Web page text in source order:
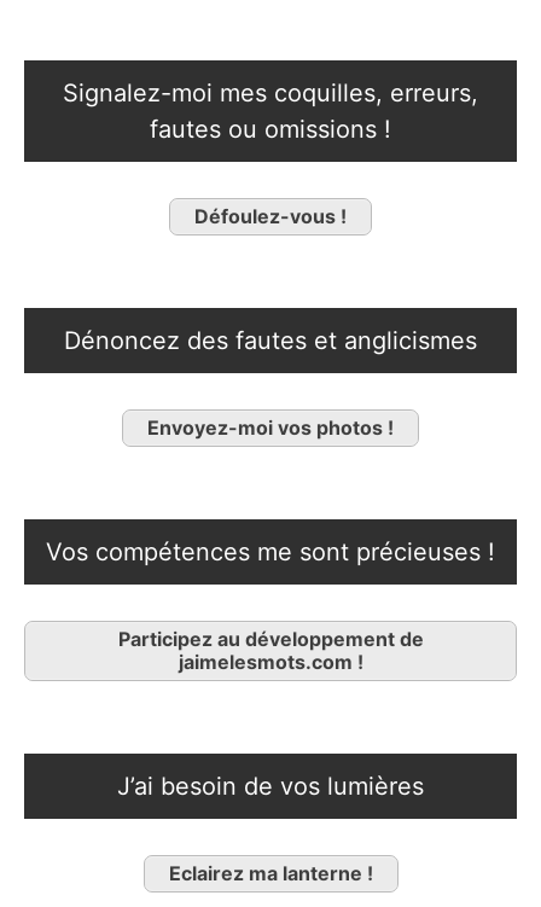
Signalez-moi mes coquilles, erreurs,
fautes ou omissions !
Défoulez-vous !
Dénoncez des fautes et anglicismes
Envoyez-moi vos photos !
Vos compétences me sont précieuses !
Participez au développement de
jaimelesmots.com !
J’ai besoin de vos lumières
Eclairez ma lanterne !